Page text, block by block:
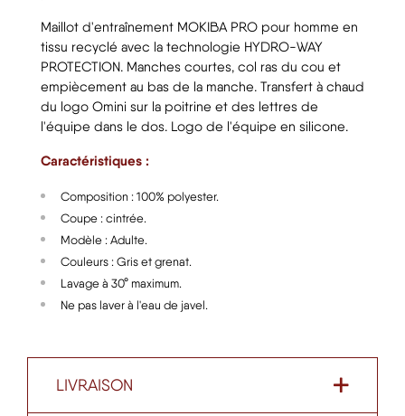
Maillot d'entraînement MOKIBA PRO pour homme en
tissu recyclé avec la technologie HYDRO-WAY
PROTECTION. Manches courtes, col ras du cou et
empiècement au bas de la manche. Transfert à chaud
du logo Omini sur la poitrine et des lettres de
l'équipe dans le dos. Logo de l'équipe en silicone.
Caractéristiques :
Composition : 100% polyester.
Coupe : cintrée.
Modèle : Adulte.
Couleurs : Gris et grenat.
Lavage à 30° maximum.
Ne pas laver à l'eau de javel.
LIVRAISON